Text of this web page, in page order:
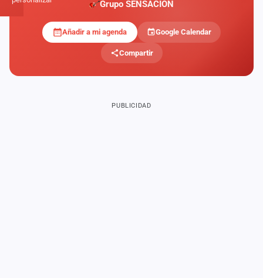
Grupo SENSACIÓN
Añadir a mi agenda Google Calendar
Compartir
PUBLICIDAD